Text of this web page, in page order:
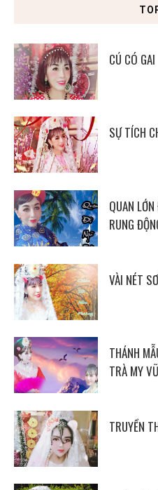
CÚ CÓ GAI
SỰ TÍCH
QUAN
RUNG
VÀI NÉT
THÁNH
TRÀ MY VŨ
TRUYỀN